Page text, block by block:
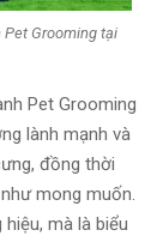
Grooming tại
Pet Grooming
lành mạnh và
đồng thời
mong muốn.
mà là biểu